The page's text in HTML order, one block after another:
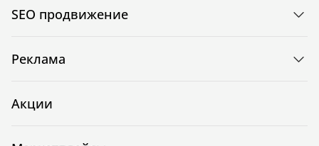
SEO продвижение
Реклама
Акции